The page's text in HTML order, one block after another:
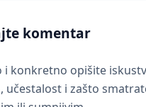
komentar
i konkretno opišite
učestalost i zašto